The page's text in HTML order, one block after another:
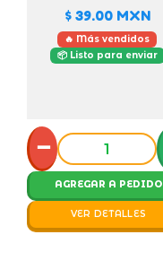
$ 39.00MXN
🔥 Más vendidos
📦 Listo para enviar
−
AGREGAR A PEDIDO
VER DETALLES